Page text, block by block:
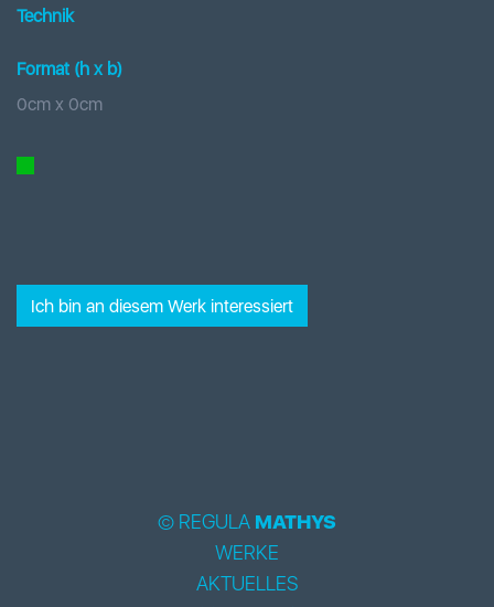
Technik
Format (h x b)
0cm x 0cm
Ich bin an diesem Werk interessiert
© REGULA MATHYS
WERKE
AKTUELLES